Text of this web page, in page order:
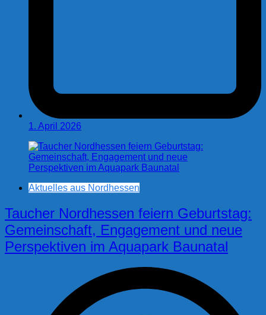
1. April 2026
Aktuelles aus Nordhessen
Taucher Nordhessen feiern Geburtstag:
Gemeinschaft, Engagement und neue
Perspektiven im Aquapark Baunatal